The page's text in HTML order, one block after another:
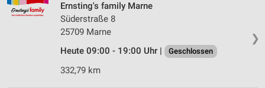
❯
Ernsting's family Marne
Süderstraße 8
25709 Marne
Heute 09:00 - 19:00 Uhr |
Geschlossen
332,79 km